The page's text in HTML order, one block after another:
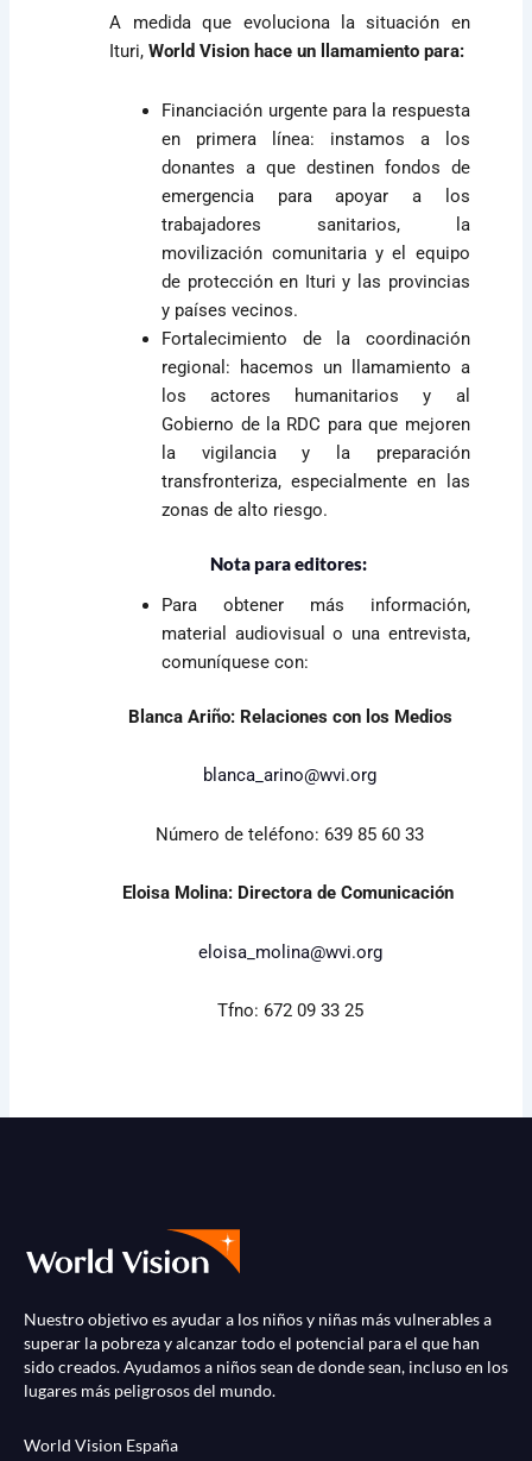
A medida que evoluciona la situación en
Ituri,World Vision hace un llamamiento para:
Financiación urgente para la respuesta
en primera línea: instamos a los
donantes a que destinen fondos de
emergencia para apoyar a los
trabajadores sanitarios, la
movilización comunitaria y el equipo
de protección en Ituri y las provincias
y países vecinos.
Fortalecimiento de la coordinación
regional: hacemos un llamamiento a
los actores humanitarios y al
Gobierno de la RDC para que mejoren
la vigilancia y la preparación
transfronteriza, especialmente en las
zonas de alto riesgo.
Nota para editores:
Para obtener más información,
material audiovisual o una entrevista,
comuníquese con:
Blanca Ariño: Relaciones con los Medios
blanca_arino@wvi.org
Número de teléfono: 639 85 60 33
Eloisa Molina: Directora de Comunicación
eloisa_molina@wvi.org
Tfno: 672 09 33 25
Nuestro objetivo es ayudar a los niños y niñas más vulnerables a
superar la pobreza y alcanzar todo el potencial para el que han
sido creados. Ayudamos a niños sean de donde sean, incluso en los
lugares más peligrosos del mundo.
World Vision España